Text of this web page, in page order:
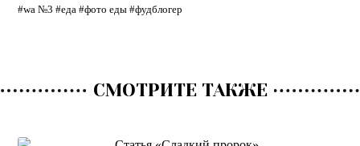
#wa №3 #еда #фото еды #фудблогер
СМОТРИТЕ ТАКЖЕ